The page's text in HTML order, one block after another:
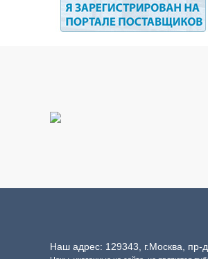
Наш адрес: 129343, г.Москва,